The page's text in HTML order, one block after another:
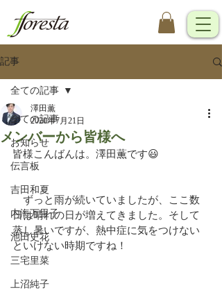
記事
全ての記事
お知らせ
伝言板
吉田和夏
内海万里子
池田史花
三宅里菜
上沼純子
全ての記事
メンバーから皆様へ
澤田薫
2020年7月21日
皆様こんばんは。澤田薫です😃
ずっと雨が続いていましたが、ここ数
日は晴れの日が増えてきました。そして
蒸し暑いですが、熱中症に気をつけない
といけない時期ですね！